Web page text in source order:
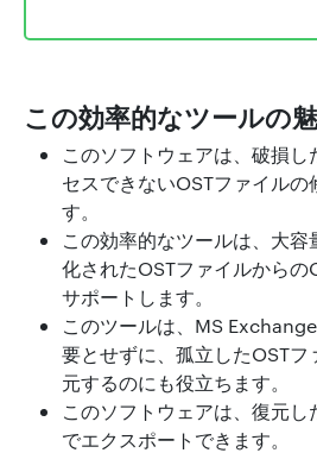
この効率的なツールの
このソフトウェアは、破損し
セスできないOSTファイルの
す。
この効率的なツールは、大
化されたOSTファイルからの
サポートします。
このツールは、MS
要とせずに、孤立したOST
元するのにも役立ちます。
このソフトウェアは、復元
でエクスポートできます。